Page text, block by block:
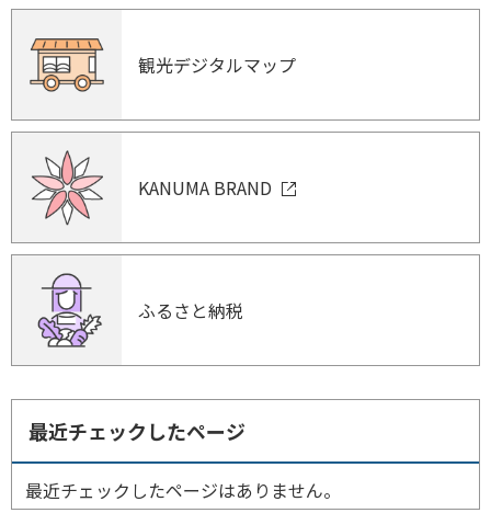
観光デジタルマップ
KANUMA BRAND
ふるさと納税
最近チェックしたページ
最近チェックしたページはありません。